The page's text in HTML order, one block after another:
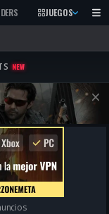
MW2019 MARATHON
JUEGOS
NEW